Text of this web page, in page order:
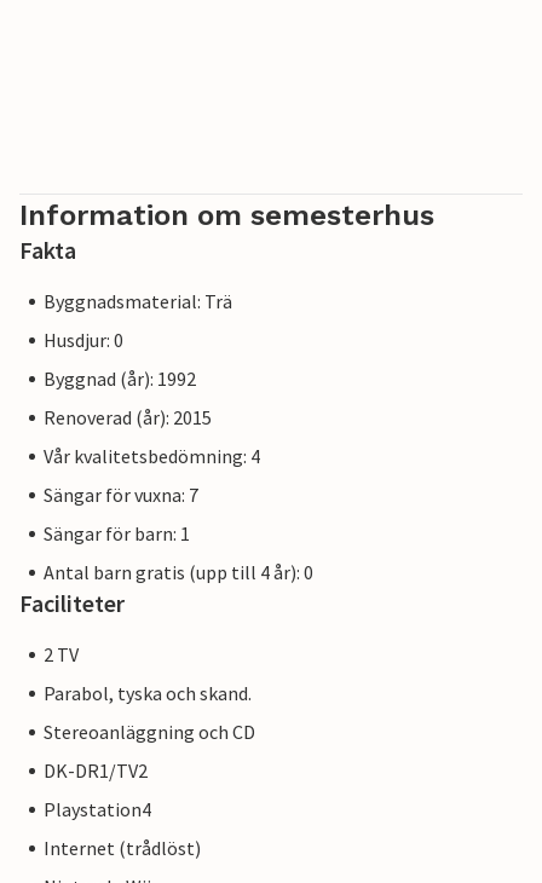
Information om semesterhus
Fakta
Byggnadsmaterial: Trä
Husdjur: 0
Byggnad (år): 1992
Renoverad (år): 2015
Vår kvalitetsbedömning: 4
Sängar för vuxna: 7
Sängar för barn: 1
Antal barn gratis (upp till 4 år): 0
Faciliteter
2 TV
Parabol, tyska och skand.
Stereoanläggning och CD
DK-DR1/TV2
Playstation4
Internet (trådlöst)